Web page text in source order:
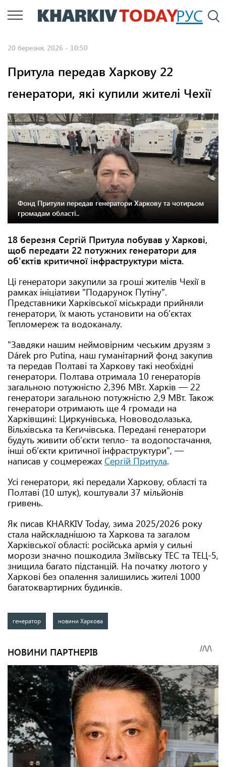
Перейти
до
РУС
20 березня, 2026 - 10:50
Притула передав Харкову 22
генератори, які купили жителі Чехії
Фонд Притули передав генератори Харкову та чотирьом
громадам області..
18 березня Сергій Притула побував у Харкові,
щоб передати 22 потужних генератори для
об'єктів критичної інфраструктури міста.
Ці генератори закупили за гроші жителів Чехії в
рамках ініціативи "Подарунок Путіну".
Представники Харківської міськради прийняли
генератори, їх мають установити на об'єктах
Тепломереж та водоканалу.
"Завдяки нашим неймовірним чеським друзям з
Dárek pro Putina, наш гуманітарний фонд закупив
та передав Полтаві та Харкову такі необхідні
генератори. Полтава отримала 10 генераторів
загальною потужністю 2,396 МВт. Харків — 22
генератори загальною потужністю 2,9 МВт. Також
генератори отримають ще 4 громади на
Харківщині: Циркунівська, Нововодолазька,
Вільхівська та Кегичівська. Передані генератори
будуть живити обʼєкти тепло- та водопостачання,
інші обʼєкти критичної інфраструктури", —
написав у соцмережах Сергій Притула.
Усі генератори, які передали Харкову, області та
Полтаві (10 штук), коштували 37 мільйонів
гривень.
Як писав KHARKIV Today, зима 2025/2026 року
стала найскладнішою та Харкова та загалом
Харківської області: російська армія у сильні
морози значно пошкодила Зміївську ТЕС та ТЕЦ-5,
знищила багато підстанцій. На початку лютого у
Харкові без опалення залишились жителі 1000
багатоквартирних будинків.
генератор новини Харкова